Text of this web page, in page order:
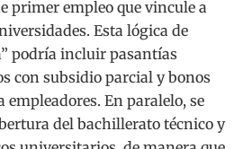
primer empleo que vincule a
Esta lógica de
podría incluir pasantías
con subsidio parcial y bonos
En paralelo, se
del bachillerato técnico y